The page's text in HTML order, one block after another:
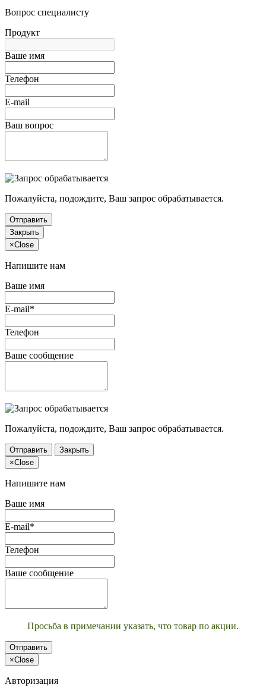
Вопрос специалисту
Продукт
Ваше имя
Телефон
E-mail
Ваш вопрос
Пожалуйста, подождите, Ваш запрос обрабатывается.
Отправить
Закрыть
×Close
Напишите нам
Ваше имя
E-mail*
Телефон
Ваше сообщение
Пожалуйста, подождите, Ваш запрос обрабатывается.
Отправить
Закрыть
×Close
Напишите нам
Ваше имя
E-mail*
Телефон
Ваше сообщение
Просьба в примечании указать, что товар по акции.
Отправить
×Close
Авторизация